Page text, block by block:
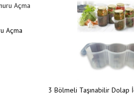
Açma
3 Bölmeli Taşınabilir Dolap